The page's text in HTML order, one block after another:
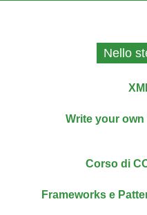
Nello
Write your
Corso di
Frameworks e